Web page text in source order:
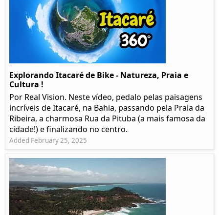
Explorando Itacaré de Bike - Natureza, Praia e
Cultura !
Por Real Vision. Neste vídeo, pedalo pelas paisagens
incríveis de Itacaré, na Bahia, passando pela Praia da
Ribeira, a charmosa Rua da Pituba (a mais famosa da
cidade!) e finalizando no centro.
Added February 25, 2025